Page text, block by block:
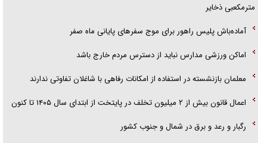
مترمکعبی ذخایر
آماده‌باش پلیس راهور برای موج سفرهای پایانی ماه صفر
اماکن ورزشی مدارس نباید از دسترس مردم خارج باشد
معلمان بازنشسته در استفاده از امکانات رفاهی با شاغلان تفاوتی ندارند
اعمال قانون بیش از ۲ میلیون تخلف در پایتخت از ابتدای سال ۱۴۰۵ تا کنون
رگبار و رعد و برق در شمال و جنوب کشور